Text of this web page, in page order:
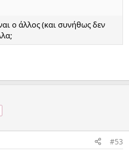
ο άλλος (και συνήθως δεν
#53